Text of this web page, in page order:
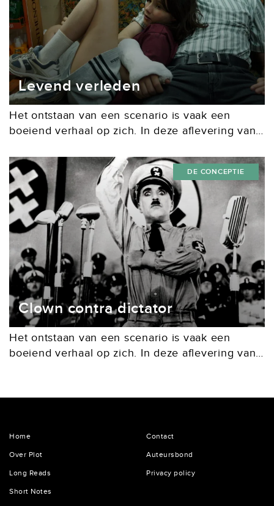
Levend verleden
Het ontstaan van een scenario is vaak een
boeiend verhaal op zich. In deze aflevering van
terugvond in Turkije. In haar korte
film Tuesday (2011)...
Clown contra dictator
Het ontstaan van een scenario is vaak een
boeiend verhaal op zich. In deze aflevering van
voor een...
DE CONCEPTIE
Home
Over Plot
Long Reads
Short Notes
Contact
Auteursbond
Privacy policy